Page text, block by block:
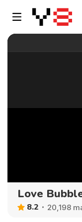
Love
8.2 20,198